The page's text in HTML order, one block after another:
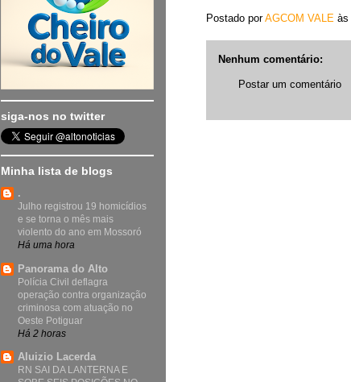
Postado porAGCOM VALE às
Nenhum comentário:
Postar um comentário
siga-nos no twitter
Minha lista de blogs
.
Julho registrou 19 homicídios
e se torna o mês mais
violento do ano em Mossoró
Há uma hora
Panorama do Alto
Polícia Civil deflagra
operação contra organização
criminosa com atuação no
Oeste Potiguar
Há 2 horas
Aluizio Lacerda
RN SAI DA LANTERNA E